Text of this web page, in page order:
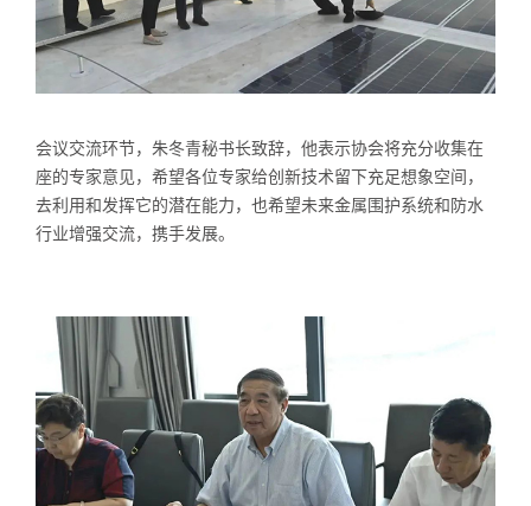
会议交流环节，朱冬青秘书长致辞，他表示协会将充分收集在
座的专家意见，希望各位专家给创新技术留下充足想象空间，
去利用和发挥它的潜在能力，也希望未来金属围护系统和防水
行业增强交流，携手发展。